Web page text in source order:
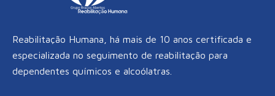
Reabilitação Humana, há mais de 10 anos certificada e
especializada no seguimento de reabilitação para
dependentes químicos e alcoólatras.